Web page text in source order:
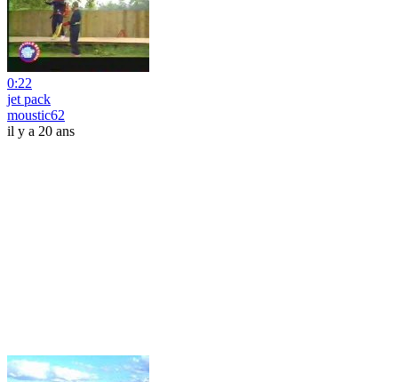
0:22
jet pack
moustic62
il y a 20 ans